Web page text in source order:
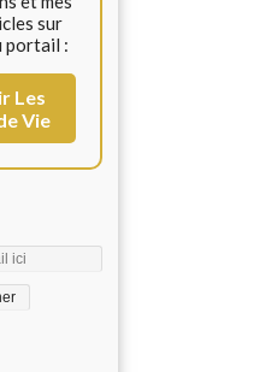
sur
portail :
Les
Vie